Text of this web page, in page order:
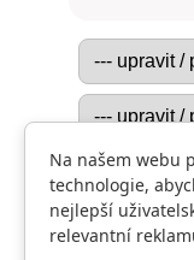
Na našem webu
technologie,
nejlepší
relevantní